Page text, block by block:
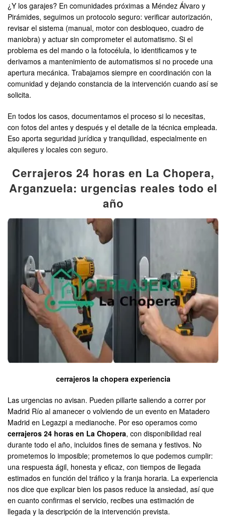
¿Y los garajes? En comunidades próximas a Méndez Álvaro y
Pirámides, seguimos un protocolo seguro: verificar autorización,
revisar el sistema (manual, motor con desbloqueo, cuadro de
maniobra) y actuar sin comprometer el automatismo. Si el
problema es del mando o la fotocélula, lo identificamos y te
derivamos a mantenimiento de automatismos si no procede una
apertura mecánica. Trabajamos siempre en coordinación con la
comunidad y dejando constancia de la intervención cuando así se
solicita.
En todos los casos, documentamos el proceso si lo necesitas,
con fotos del antes y después y el detalle de la técnica empleada.
Eso aporta seguridad jurídica y tranquilidad, especialmente en
alquileres y locales con seguro.
Cerrajeros 24 horas en La Chopera,
Arganzuela: urgencias reales todo el
año
cerrajeros la chopera experiencia
Las urgencias no avisan. Pueden pillarte saliendo a correr por
Madrid Río al amanecer o volviendo de un evento en Matadero
Madrid en Legazpi a medianoche. Por eso operamos como
cerrajeros 24 horas en La Chopera, con disponibilidad real
durante todo el año, incluidos fines de semana y festivos. No
prometemos lo imposible; prometemos lo que podemos cumplir:
una respuesta ágil, honesta y eficaz, con tiempos de llegada
estimados en función del tráfico y la franja horaria. La experiencia
nos dice que explicar bien los pasos reduce la ansiedad, así que
en cuanto confirmas el servicio, recibes una estimación de
llegada y la descripción de la intervención prevista.